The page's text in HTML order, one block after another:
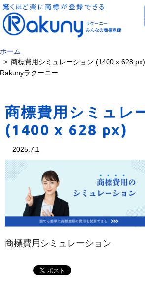
ホーム
商標費用シミュレーション (1400 x 628
Rakunyラクーニー
商標費用シミュレ
(1400 x 628 px)
2025.7.1
商標費用シミュレーション